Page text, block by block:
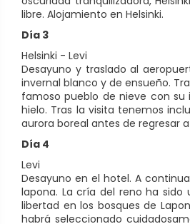
libre. Alojamiento en Helsinki.
Día 3
Helsinki - Levi
Desayuno y traslado al
invernal blanco y de ensueño.
famoso pueblo de nieve con
hielo. Tras la visita tenemos
aurora boreal antes de regresar
Día 4
Levi
Desayuno en el hotel. A
lapona. La cría del reno ha sido
libertad en los bosques de
habrá seleccionado